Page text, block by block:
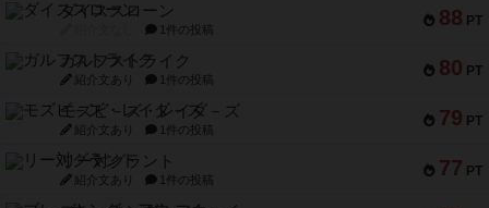
88 PT
ダイススローン
1件の投稿
80 PT
ガルフストライク
紹介文あり 1件の投稿
79 PT
モズビ－ズ・レイダ－ズ
紹介文あり 1件の投稿
77 PT
リー対グラント
紹介文あり 1件の投稿